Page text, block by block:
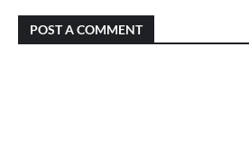
POST A COMMENT